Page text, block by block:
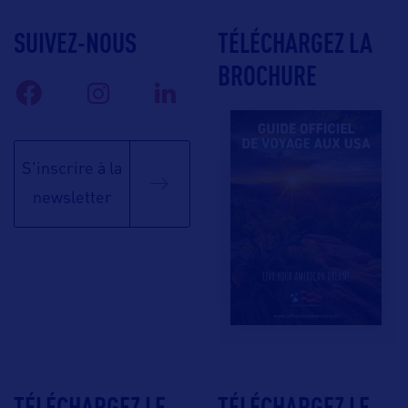
SUIVEZ-NOUS
S'inscrire à la
newsletter
TÉLÉCHARGEZ LA
BROCHURE